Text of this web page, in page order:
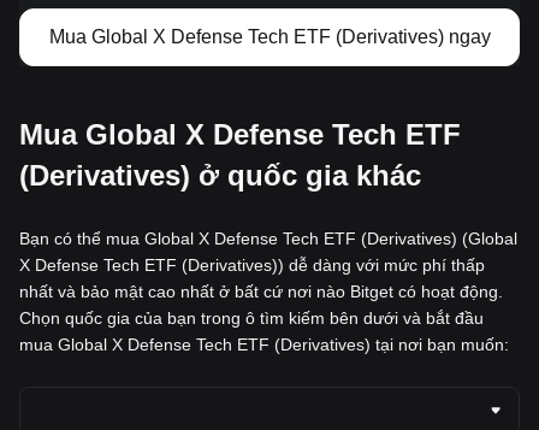
Mua Global X Defense Tech ETF (Derivatives) ngay
Mua Global X Defense Tech ETF
(Derivatives) ở quốc gia khác
Bạn có thể mua Global X Defense Tech ETF (Derivatives) (Global
X Defense Tech ETF (Derivatives)) dễ dàng với mức phí thấp
nhất và bảo mật cao nhất ở bất cứ nơi nào Bitget có hoạt động.
Chọn quốc gia của bạn trong ô tìm kiếm bên dưới và bắt đầu
mua Global X Defense Tech ETF (Derivatives) tại nơi bạn muốn: